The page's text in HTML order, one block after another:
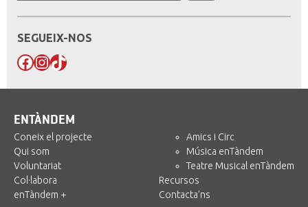
SEGUEIX-NOS
Facebook
Instagram
TikTok
ENTÀNDEM
Coneix el projecte
Qui som
Voluntariat
Col·labora
enTàndem +
Amics i Circ
Música enTàndem
Teatre Musical enTàndem
Recursos
Contacta’ns